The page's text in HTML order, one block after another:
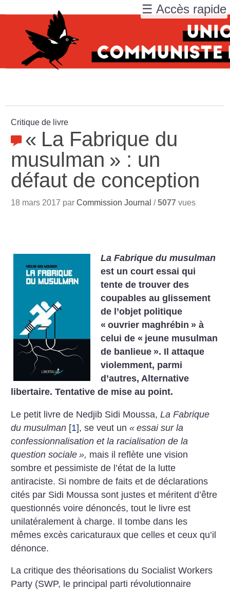
Critique de livre
« La Fabrique du
musulman » : un
défaut de conception
18 mars 2017 parCommission Journal /5077 vues
La Fabrique du musulman
est un court essai qui
tente de trouver des
coupables au glissement
de l’objet politique
« ouvrier maghrébin » à
celui de « jeune musulman
de banlieue ». Il attaque
violemment, parmi
d’autres, Alternative
libertaire. Tentative de mise au point.
Le petit livre de Nedjib Sidi Moussa,La Fabrique
du musulman [1], se veut un« essai sur la
confessionnalisation et la racialisation de la
question sociale », mais il reflète une vision
sombre et pessimiste de l’état de la lutte
antiraciste. Si nombre de faits et de déclarations
cités par Sidi Moussa sont justes et méritent d’être
questionnés voire dénoncés, tout le livre est
unilatéralement à charge. Il tombe dans les
mêmes excès caricaturaux que celles et ceux qu’il
dénonce.
La critique des théorisations du Socialist Workers
Party (SWP, le principal parti révolutionnaire
☰ Accès rapide